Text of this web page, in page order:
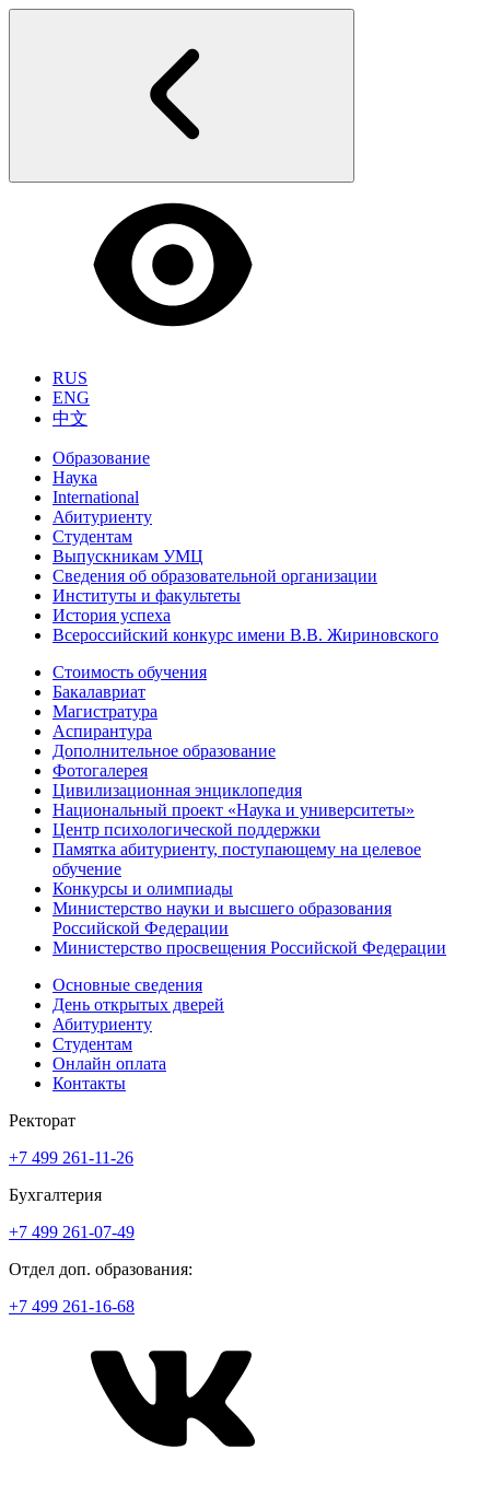
RUS
ENG
中文
Образование
Наука
International
Абитуриенту
Студентам
Выпускникам УМЦ
Сведения об образовательной организации
Институты и факультеты
История успеха
Всероссийский конкурс имени В.В. Жириновского
Стоимость обучения
Бакалавриат
Магистратура
Аспирантура
Дополнительное образование
Фотогалерея
Цивилизационная энциклопедия
Национальный проект «Наука и университеты»
Центр психологической поддержки
Памятка абитуриенту, поступающему на целевое
обучение
Конкурсы и олимпиады
Министерство науки и высшего образования
Российской Федерации
Министерство просвещения Российской Федерации
Основные сведения
День открытых дверей
Абитуриенту
Студентам
Онлайн оплата
Контакты
Ректорат
+7 499 261-11-26
Бухгалтерия
+7 499 261-07-49
Отдел доп. образования:
+7 499 261-16-68